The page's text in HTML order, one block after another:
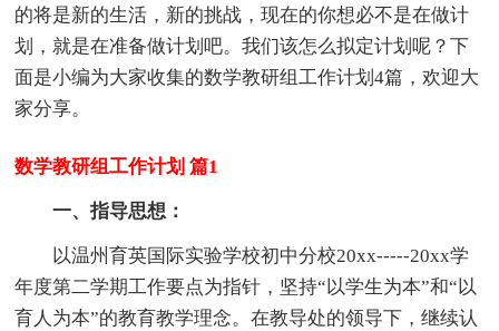
的将是新的生活，新的挑战，现在的你想必不是在做计
划，就是在准备做计划吧。我们该怎么拟定计划呢？下
面是小编为大家收集的数学教研组工作计划4篇，欢迎大
家分享。
数学教研组工作计划 篇1
一、指导思想：
以温州育英国际实验学校初中分校20xx-----20xx学
年度第二学期工作要点为指针，坚持“以学生为本”和“以
育人为本”的教育教学理念。在教导处的领导下，继续认